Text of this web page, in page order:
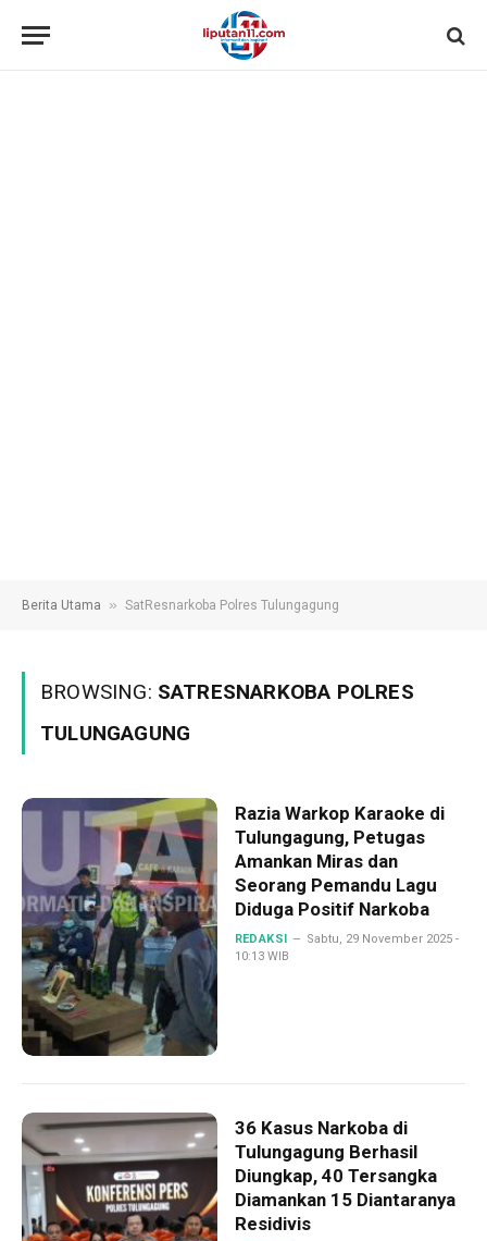
Berita Utama » SatResnarkoba Polres Tulungagung
BROWSING: SATRESNARKOBA POLRES
TULUNGAGUNG
Razia Warkop Karaoke di
Tulungagung, Petugas
Amankan Miras dan
Seorang Pemandu Lagu
Diduga Positif Narkoba
REDAKSI
Sabtu, 29 November 2025 -
10:13 WIB
36 Kasus Narkoba di
Tulungagung Berhasil
Diungkap, 40 Tersangka
Diamankan 15 Diantaranya
Residivis